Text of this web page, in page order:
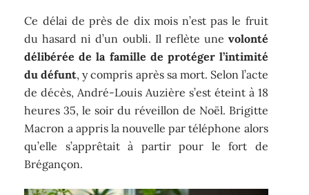
Ce délai de près de dix mois n’est pas le fruit
du hasard ni d’un oubli. Il reflète une volonté
délibérée de la famille de protéger l’intimité
du défunt, y compris après sa mort. Selon l’acte
de décès, André-Louis Auzière s’est éteint à 18
heures 35, le soir du réveillon de Noël. Brigitte
Macron a appris la nouvelle par téléphone alors
qu’elle s’apprêtait à partir pour le fort de
Brégançon.